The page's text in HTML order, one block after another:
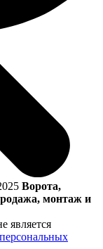
Ворота,
монтаж и
является